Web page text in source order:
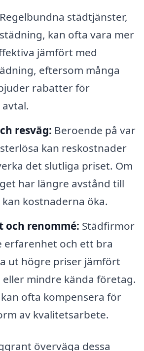
Regelbundna städtjänster,
kan ofta vara mer
jämfört med
eftersom många
rabatter för
resväg: Beroende på var
kan reskostnader
det slutliga priset. Om
har längre avstånd till
kostnaderna öka.
och renommé: Städfirmor
erfarenhet och ett bra
ut högre priser jämfört
eller mindre kända företag.
ofta kompensera för
av kvalitetsarbete.
överväga dessa